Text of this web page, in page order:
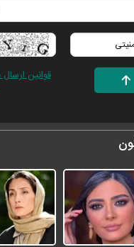
قوانین